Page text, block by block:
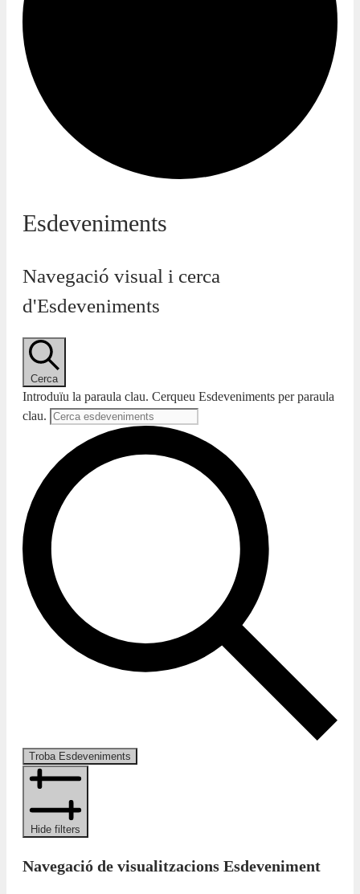
Esdeveniments
Navegació visual i cerca
d'Esdeveniments
Cerca
Introduïu la paraula clau. Cerqueu Esdeveniments per paraula
clau.
Troba Esdeveniments
Hide filters
Navegació de visualitzacions Esdeveniment